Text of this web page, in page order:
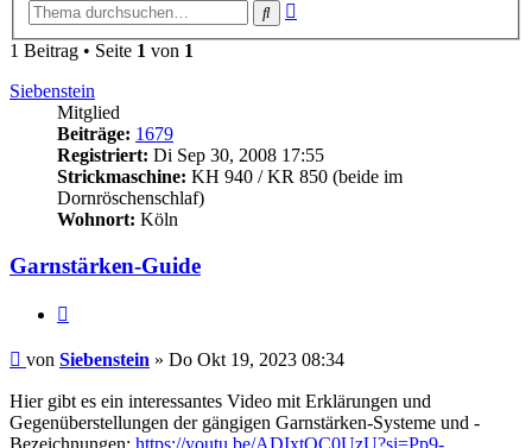
Suche
1 Beitrag • Seite 1 von 1
Siebenstein
Mitglied
Beiträge: 1679
Registriert: Di Sep 30, 2008 17:55
Strickmaschine: KH 940 / KR 850 (beide im
Dornröschenschlaf)
Wohnort: Köln
Garnstärken-Guide
Beitrag
von Siebenstein » Do Okt 19, 2023 08:34
Hier gibt es ein interessantes Video mit Erklärungen und
Gegenüberstellungen der gängigen Garnstärken-Systeme und -